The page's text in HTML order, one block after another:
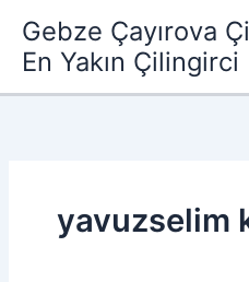
atlaGebze Çayırova
En Yakın Çilingirci
yavuzselim